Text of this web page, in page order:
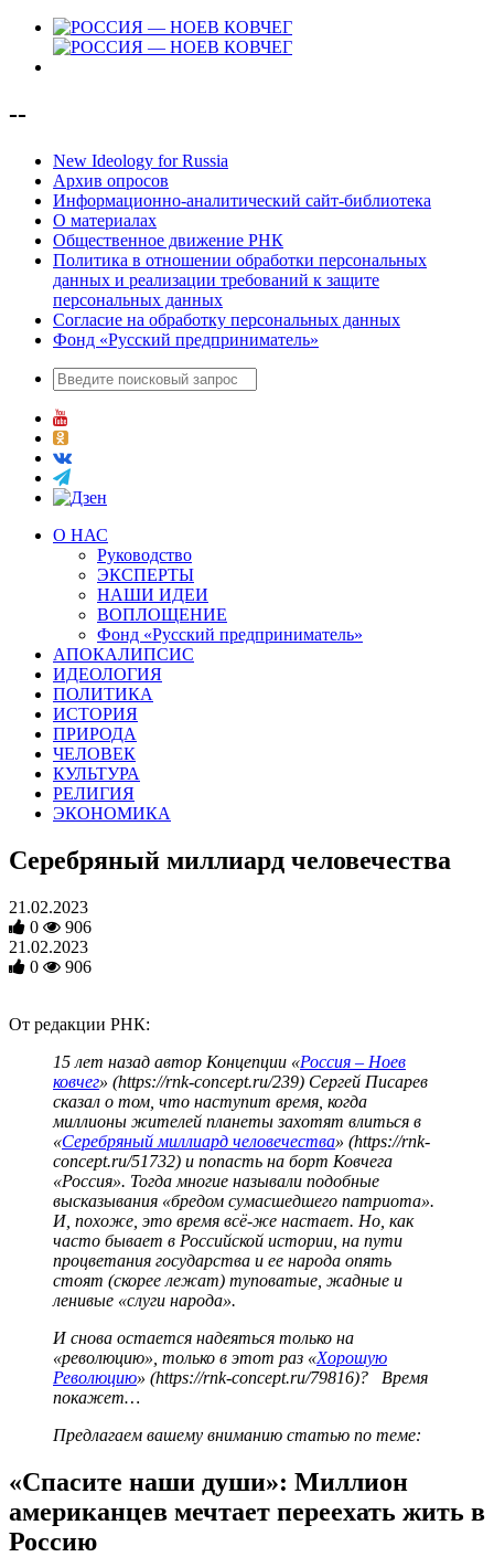
--
New Ideology for Russia
Архив опросов
Информационно-аналитический сайт-библиотека
О материалах
Общественное движение РНК
Политика в отношении обработки персональных
данных и реализации требований к защите
персональных данных
Согласие на обработку персональных данных
Фонд «Русский предприниматель»
О НАС
Руководство
ЭКСПЕРТЫ
НАШИ ИДЕИ
ВОПЛОЩЕНИЕ
Фонд «Русский предприниматель»
АПОКАЛИПСИС
ИДЕОЛОГИЯ
ПОЛИТИКА
ИСТОРИЯ
ПРИРОДА
ЧЕЛОВЕК
КУЛЬТУРА
РЕЛИГИЯ
ЭКОНОМИКА
Серебряный миллиард человечества
21.02.2023
0
906
21.02.2023
0
906
От редакции РНК:
15 лет назад автор Концепции «Россия – Ноев
ковчег» (https://rnk-concept.ru/239) Сергей Писарев
сказал о том, что наступит время, когда
миллионы жителей планеты захотят влиться в
«Серебряный миллиард человечества» (https://rnk-
concept.ru/51732) и попасть на борт Ковчега
«Россия». Тогда многие называли подобные
высказывания «бредом сумасшедшего патриота».
И, похоже, это время всё-же настает. Но, как
часто бывает в Российской истории, на пути
процветания государства и ее народа опять
стоят (скорее лежат) туповатые, жадные и
ленивые «слуги народа».
И снова остается надеяться только на
«революцию», только в этот раз «Хорошую
Революцию» (https://rnk-concept.ru/79816)? Время
покажет…
Предлагаем вашему вниманию статью по теме:
«Спасите наши души»: Миллион
американцев мечтает переехать жить в
Россию